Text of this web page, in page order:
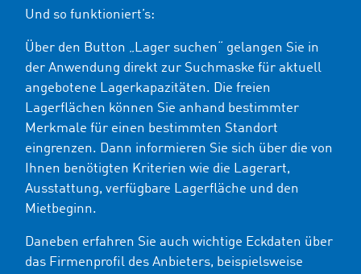
Und so funktioniert’s:
Über den Button „Lager suchen“ gelangen Sie in
der Anwendung direkt zur Suchmaske für aktuell
angebotene Lagerkapazitäten. Die freien
Lagerflächen können Sie anhand bestimmter
Merkmale für einen bestimmten Standort
eingrenzen. Dann informieren Sie sich über die von
Ihnen benötigten Kriterien wie die Lagerart,
Ausstattung, verfügbare Lagerfläche und den
Mietbeginn.
Daneben erfahren Sie auch wichtige Eckdaten über
das Firmenprofil des Anbieters, beispielsweise